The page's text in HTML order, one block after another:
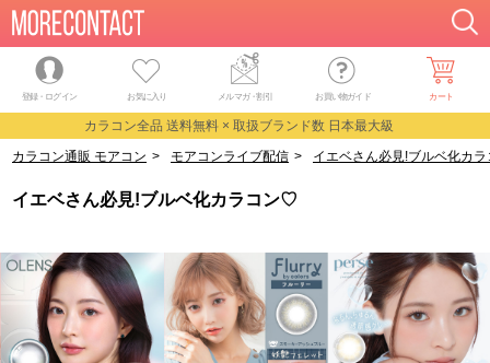
登録・ログイン お気に入り メルマガ・割引 お買い物ガイド カート
カラコン全品 送料無料 × 取扱ブランド数 日本最大級
カラコン通販 モアコン > モアコンライブ配信 > イエベさん必見!ブルベ化カ
イエベさん必見!ブルベ化カラコン♡